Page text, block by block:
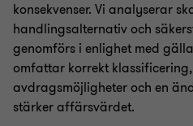
konsekvenser. Vi analyserar
handlingsalternativ och
genomförs i enlighet med
omfattar korrekt
avdragsmöjligheter och en
stärker affärsvärdet.